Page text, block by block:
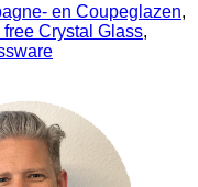
en Coupeglazen,
free Crystal Glass,